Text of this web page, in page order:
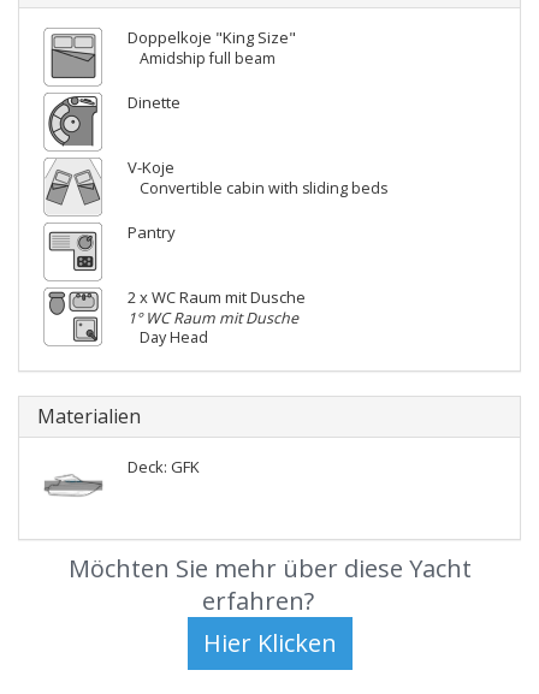
Doppelkoje "King Size"
Amidship full beam
Dinette
V-Koje
Convertible cabin with sliding beds
Pantry
2 x WC Raum mit Dusche
1° WC Raum mit Dusche
Day Head
Materialien
Deck: GFK
Möchten Sie mehr über diese Yacht
erfahren?